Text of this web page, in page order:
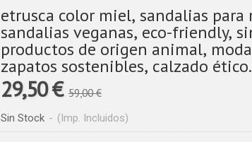
etrusca color miel, sandalias para
sandalias veganas, eco-friendly,
productos de origen animal,
zapatos sostenibles, calzado ético.
29,50 € 59,00 €
Sin Stock - (Imp. Incluidos)